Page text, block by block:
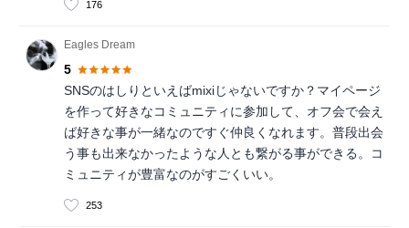
176
Eagles Dream
5
SNSのはしりといえばmixiじゃないですか？マイページ
を作って好きなコミュニティに参加して、オフ会で会え
ば好きな事が一緒なのですぐ仲良くなれます。普段出会
う事も出来なかったような人とも繋がる事ができる。コ
ミュニティが豊富なのがすごくいい。
253